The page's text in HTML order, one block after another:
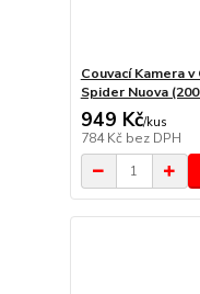
Couvací Kamera
Spider Nuova
949 Kč/kus
784 Kč bez DPH